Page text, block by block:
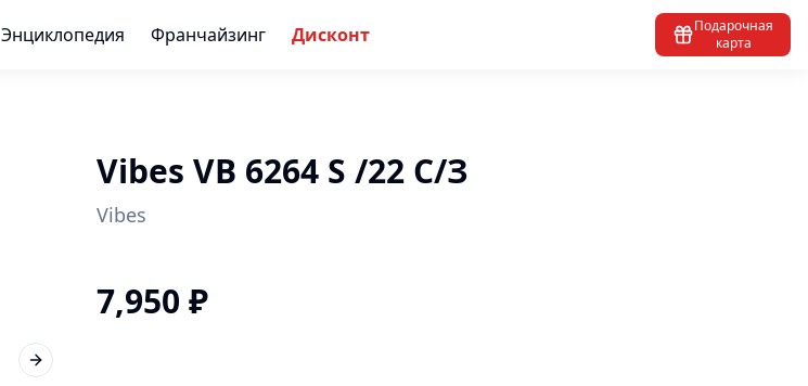
Энциклопедия Франчайзинг Дисконт
Подарочная
карта
Next slide
Vibes VB 6264 S /22 С/З
Vibes
7,950 ₽